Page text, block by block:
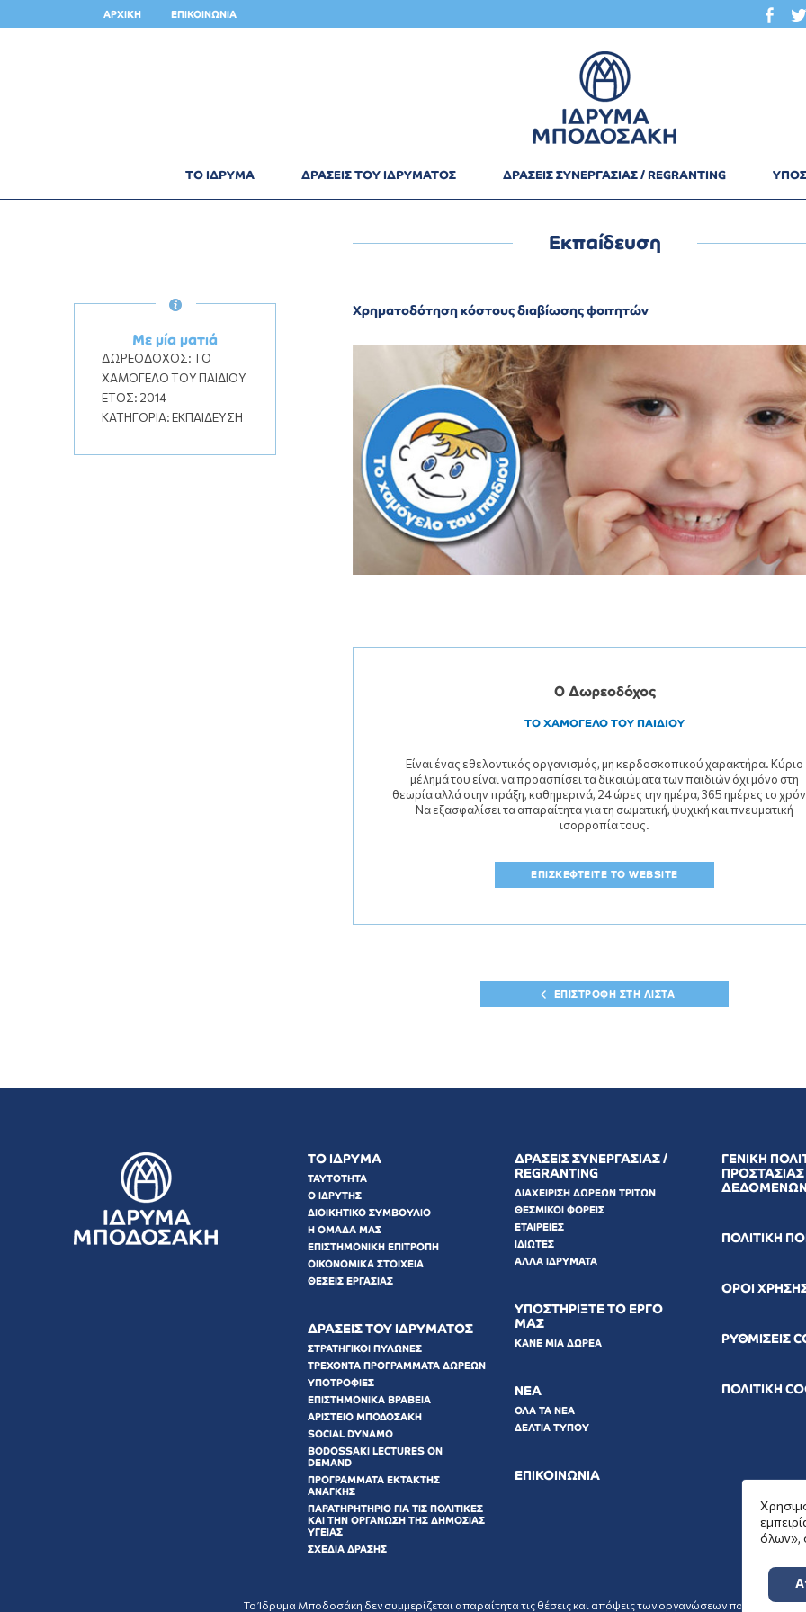
ΤΟ ΙΔΡΥΜΑ ΔΡΑΣΕΙΣ ΤΟΥ ΙΔΡΥΜΑΤΟΣ ΔΡΑΣΕΙΣ ΣΥΝΕΡΓΑΣΙΑΣ / REGRANTING
ΑΡΧΙΚΗ ΕΠΙΚΟΙΝΩΝΙΑ
Εκπαίδευση
Με μία ματιά
ΔΩΡΕΟΔΟΧΟΣ:ΤΟ
ΧΑΜΟΓΕΛΟ ΤΟΥ ΠΑΙΔΙΟΥ
ΕΤΟΣ: 2014
ΚΑΤΗΓΟΡΙΑ:ΕΚΠΑΙΔΕΥΣΗ
Χρηματοδότηση κόστους διαβίωσης φοιτητών
Ο Δωρεοδόχος
ΤΟ ΧΑΜΟΓΕΛΟ ΤΟΥ ΠΑΙΔΙΟΥ
Είναι ένας εθελοντικός οργανισμός, μη κερδοσκοπικού χαρακτήρα. Κύριο
μέλημά του είναι να προασπίσει τα δικαιώματα των παιδιών όχι μόνο στη
θεωρία αλλά στην πράξη, καθημερινά, 24 ώρες την ημέρα, 365 ημέρες το
Να εξασφαλίσει τα απαραίτητα για τη σωματική, ψυχική και πνευματική
ισορροπία τους.
ΕΠΙΣΚΕΦΤΕΙΤΕ ΤΟ WEBSITE
ΕΠΙΣΤΡΟΦΗ ΣΤΗ ΛΙΣΤΑ
ΤΟ ΙΔΡΥΜΑ
ΤΑΥΤΟΤΗΤΑ
Ο ΙΔΡΥΤΗΣ
ΔΙΟΙΚΗΤΙΚΟ ΣΥΜΒΟΥΛΙΟ
Η ΟΜΑΔΑ ΜΑΣ
ΕΠΙΣΤΗΜΟΝΙΚΗ ΕΠΙΤΡΟΠΗ
ΟΙΚΟΝΟΜΙΚΑ ΣΤΟΙΧΕΙΑ
ΘΕΣΕΙΣ ΕΡΓΑΣΙΑΣ
ΔΡΑΣΕΙΣ ΤΟΥ ΙΔΡΥΜΑΤΟΣ
ΣΤΡΑΤΗΓΙΚΟΙ ΠΥΛΩΝΕΣ
ΤΡΕΧΟΝΤΑ ΠΡΟΓΡΑΜΜΑΤΑ ΔΩΡΕΩΝ
ΥΠΟΤΡΟΦΙΕΣ
ΕΠΙΣΤΗΜΟΝΙΚΑ ΒΡΑΒΕΙΑ
ΑΡΙΣΤΕΙΟ ΜΠΟΔΟΣΑΚΗ
SOCIAL DYNAMO
BODOSSAKI LECTURES ON
DEMAND
ΠΡΟΓΡΑΜΜΑΤΑ ΕΚΤΑΚΤΗΣ
ΑΝΑΓΚΗΣ
ΠΑΡΑΤΗΡΗΤΗΡΙΟ ΓΙΑ ΤΙΣ ΠΟΛΙΤΙΚΕΣ
ΚΑΙ ΤΗΝ ΟΡΓΑΝΩΣΗ ΤΗΣ ΔΗΜΟΣΙΑΣ
ΥΓΕΙΑΣ
ΣΧΕΔΙΑ ΔΡΑΣΗΣ
ΔΡΑΣΕΙΣ ΣΥΝΕΡΓΑΣΙΑΣ /
REGRANTING
ΔΙΑΧΕΙΡΙΣΗ ΔΩΡΕΩΝ ΤΡΙΤΩΝ
ΘΕΣΜΙΚΟΙ ΦΟΡΕΙΣ
ΕΤΑΙΡΕΙΕΣ
ΙΔΙΩΤΕΣ
ΑΛΛΑ ΙΔΡΥΜΑΤΑ
ΥΠΟΣΤΗΡΙΞΤΕ ΤΟ ΕΡΓΟ
ΜΑΣ
ΚΑΝΕ ΜΙΑ ΔΩΡΕΑ
ΝΕΑ
ΟΛΑ ΤΑ ΝΕΑ
ΔΕΛΤΙΑ ΤΥΠΟΥ
ΕΠΙΚΟΙΝΩΝΙΑ
ΓΕΝΙΚΗ
ΠΟΛΙΤΙΚΗ
ΟΡΟΙ
ΡΥΘΜΙΣΕΙΣ
ΠΟΛΙΤΙΚΗ
Το Ίδρυμα Μποδοσάκη δεν συμμερίζεται απαραίτητα τις θέσεις και απόψεις των οργανώσεων που επιλέγει να
όλων»,